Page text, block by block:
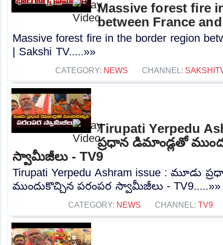
Massive forest fire
between France
Massive forest fire in the border region
| Sakshi TV.....»»
CATEGORY: NEWS CHANNEL:
Tirupati Yerpedu
ప్రధాన డిమాండ్లతో
స్వామీజీలు - TV9
Tirupati Yerpedu Ashram issue : మూడు
ముందుకొచ్చిన పరంపర స్వామీజీలు - TV9.....»»
CATEGORY: NEWS CHANNEL: TV9